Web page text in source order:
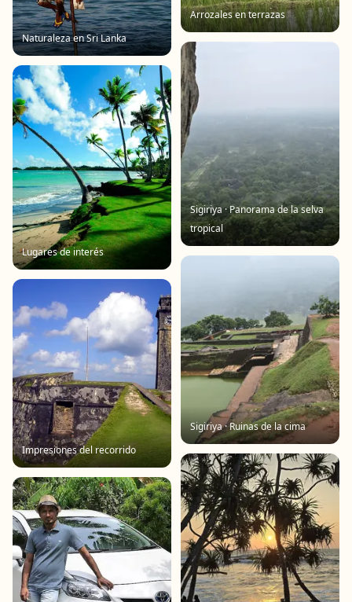
Naturaleza en Sri Lanka
Lugares de interés
Impresiones del recorrido
Arrozales en terrazas
Sigiriya · Panorama de la selva
tropical
Sigiriya · Ruinas de la cima